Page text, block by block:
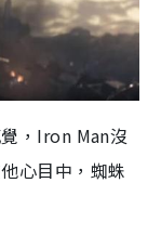
，Iron Man沒
心目中，蜘蛛